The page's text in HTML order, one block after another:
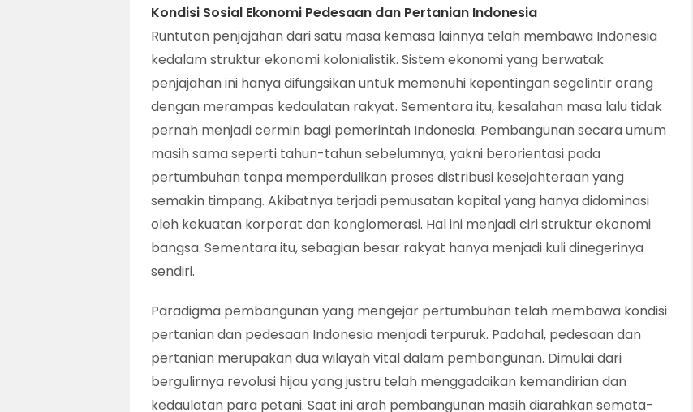
Kondisi Sosial Ekonomi Pedesaan dan Pertanian Indonesia
Runtutan penjajahan dari satu masa kemasa lainnya telah membawa Indonesia
kedalam struktur ekonomi kolonialistik. Sistem ekonomi yang berwatak
penjajahan ini hanya difungsikan untuk memenuhi kepentingan segelintir orang
dengan merampas kedaulatan rakyat. Sementara itu, kesalahan masa lalu tidak
pernah menjadi cermin bagi pemerintah Indonesia. Pembangunan secara umum
masih sama seperti tahun-tahun sebelumnya, yakni berorientasi pada
pertumbuhan tanpa memperdulikan proses distribusi kesejahteraan yang
semakin timpang. Akibatnya terjadi pemusatan kapital yang hanya didominasi
oleh kekuatan korporat dan konglomerasi. Hal ini menjadi ciri struktur ekonomi
bangsa. Sementara itu, sebagian besar rakyat hanya menjadi kuli dinegerinya
sendiri.
Paradigma pembangunan yang mengejar pertumbuhan telah membawa kondisi
pertanian dan pedesaan Indonesia menjadi terpuruk. Padahal, pedesaan dan
pertanian merupakan dua wilayah vital dalam pembangunan. Dimulai dari
bergulirnya revolusi hijau yang justru telah menggadaikan kemandirian dan
kedaulatan para petani. Saat ini arah pembangunan masih diarahkan semata-